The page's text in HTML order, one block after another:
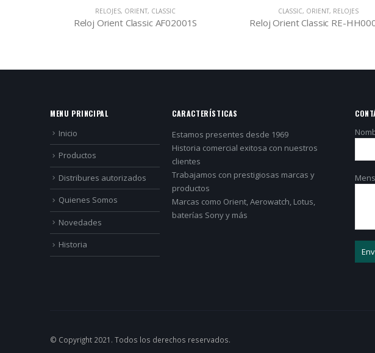
CLASSIC, ORIENT, RELOJES
Reloj Orient Classic RE-HH0002L
CONTEMPORARY,ORIENT ,RELOJES
Reloj Orient Contemporary
MENU PRINCIPAL
Inicio
Productos
Distribures autorizados
Quienes Somos
Novedades
Historia
CARACTERÍSTICAS
Estamos presentes desde 1969
Historia comercial exitosa con nuestros
clientes
Trabajamos con prestigiosas marcas y
productos
Marcas como Orient, Aerowatch, Lotus,
baterías Sony y más
© Copyright 2021. Todos los derechos reservados.